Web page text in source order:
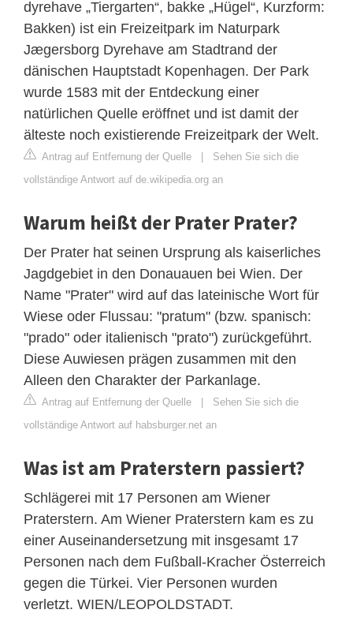
dyrehave „Tiergarten“, bakke „Hügel“, Kurzform:
Bakken) ist ein Freizeitpark im Naturpark
Jægersborg Dyrehave am Stadtrand der
dänischen Hauptstadt Kopenhagen. Der Park
wurde 1583 mit der Entdeckung einer
natürlichen Quelle eröffnet und ist damit der
älteste noch existierende Freizeitpark der Welt.
Antrag auf Entfernung der Quelle | Sehen Sie sich die
vollständige Antwort auf de.wikipedia.org an
Warum heißt der Prater Prater?
Der Prater hat seinen Ursprung als kaiserliches
Jagdgebiet in den Donauauen bei Wien. Der
Name "Prater" wird auf das lateinische Wort für
Wiese oder Flussau: "pratum" (bzw. spanisch:
"prado" oder italienisch "prato") zurückgeführt.
Diese Auwiesen prägen zusammen mit den
Alleen den Charakter der Parkanlage.
Antrag auf Entfernung der Quelle | Sehen Sie sich die
vollständige Antwort auf habsburger.net an
Was ist am Praterstern passiert?
Schlägerei mit 17 Personen am Wiener
Praterstern. Am Wiener Praterstern kam es zu
einer Auseinandersetzung mit insgesamt 17
Personen nach dem Fußball-Kracher Österreich
gegen die Türkei. Vier Personen wurden
verletzt. WIEN/LEOPOLDSTADT.